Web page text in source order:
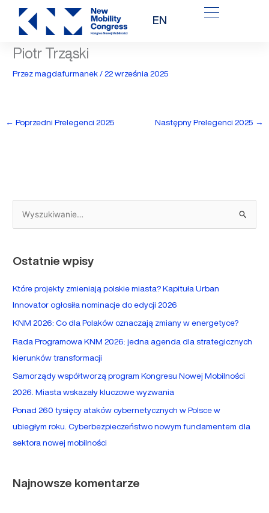
Przejdź
treści
EN
Piotr Trząski
Przezmagdafurmanek/22 września 2025
← Poprzedni Prelegenci 2025 Następny Prelegenci 2025 →
z
k
l
a
:
Ostatnie wpisy
Które projekty zmieniają polskie miasta? Kapituła Urban
Innovator ogłosiła nominacje do edycji 2026
KNM 2026: Co dla Polaków oznaczają zmiany w energetyce?
Rada Programowa KNM 2026: jedna agenda dla strategicznych
kierunków transformacji
Samorządy współtworzą program Kongresu Nowej Mobilności
2026. Miasta wskazały kluczowe wyzwania
Ponad 260 tysięcy ataków cybernetycznych w Polsce w
ubiegłym roku. Cyberbezpieczeństwo nowym fundamentem dla
sektora nowej mobilności
Najnowsze komentarze